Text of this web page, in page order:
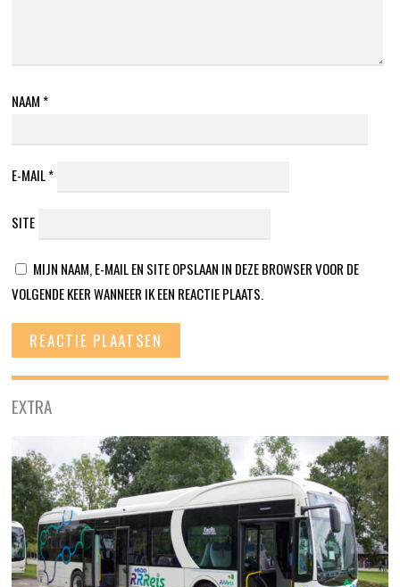
NAAM *
E-MAIL*
SITE
MIJN NAAM, E-MAIL EN SITE OPSLAAN IN DEZE BROWSER VOOR DE
VOLGENDE KEER WANNEER IK EEN REACTIE PLAATS.
EXTRA